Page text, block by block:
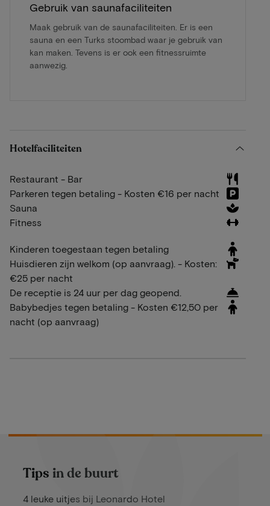
Gebruik van saunafaciliteiten
Maak gebruik van de saunafaciliteiten. Er is een
sauna en een Turks stoombad waar je gebruik van
kan maken. Tevens is er ook een fitnessruimte
aanwezig.
Hotelfaciliteiten
Restaurant - Bar
Parkeren tegen betaling - Kosten €16 per nacht
Sauna
Fitness
Kinderen toegestaan tegen betaling
Huisdieren zijn welkom (op aanvraag). - Kosten:
€25 per nacht
De receptie is 24 uur per dag geopend.
Babybedjes tegen betaling - Kosten €12,50 per
nacht (op aanvraag)
Tips in de buurt
4 leuke uitjes bij Leonardo Hotel